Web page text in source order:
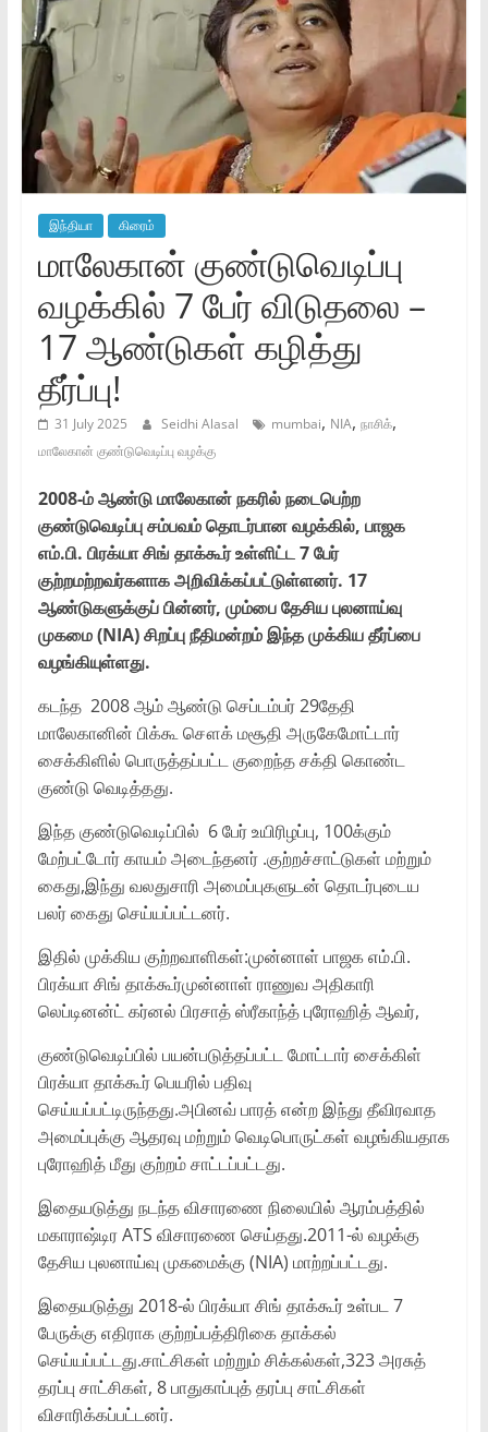
இந்தியா கிரைம்
மாலேகான் குண்டுவெடிப்பு
வழக்கில் 7 பேர் விடுதலை –
17 ஆண்டுகள் கழித்து
தீர்ப்பு!
31 July 2025 Seidhi Alasal mumbai, NIA, நாசிக்,
மாலேகான் குண்டுவெடிப்பு வழக்கு
2008-ம் ஆண்டு மாலேகான் நகரில் நடைபெற்ற
குண்டுவெடிப்பு சம்பவம் தொடர்பான வழக்கில், பாஜக
எம்.பி. பிரக்யா சிங் தாக்கூர் உள்ளிட்ட 7 பேர்
குற்றமற்றவர்களாக அறிவிக்கப்பட்டுள்ளனர். 17
ஆண்டுகளுக்குப் பின்னர், மும்பை தேசிய புலனாய்வு
முகமை (NIA) சிறப்பு நீதிமன்றம் இந்த முக்கிய தீர்ப்பை
வழங்கியுள்ளது.
கடந்த 2008 ஆம் ஆண்டு செப்டம்பர் 29தேதி
மாலேகானின் பிக்கூ சௌக் மசூதி அருகேமோட்டார்
சைக்கிளில் பொருத்தப்பட்ட குறைந்த சக்தி கொண்ட
குண்டு வெடித்தது.
இந்த குண்டுவெடிப்பில் 6 பேர் உயிரிழப்பு, 100க்கும்
மேற்பட்டோர் காயம் அடைந்தனர் .குற்றச்சாட்டுகள் மற்றும்
கைது,இந்து வலதுசாரி அமைப்புகளுடன் தொடர்புடைய
பலர் கைது செய்யப்பட்டனர்.
இதில் முக்கிய குற்றவாளிகள்:முன்னாள் பாஜக எம்.பி.
பிரக்யா சிங் தாக்கூர்முன்னாள் ராணுவ அதிகாரி
லெப்டினன்ட் கர்னல் பிரசாத் ஸ்ரீகாந்த் புரோஹித் ஆவர்,
குண்டுவெடிப்பில் பயன்படுத்தப்பட்ட மோட்டார் சைக்கிள்
பிரக்யா தாக்கூர் பெயரில் பதிவு
செய்யப்பட்டிருந்தது.அபினவ் பாரத் என்ற இந்து தீவிரவாத
அமைப்புக்கு ஆதரவு மற்றும் வெடிபொருட்கள் வழங்கியதாக
புரோஹித் மீது குற்றம் சாட்டப்பட்டது.
இதையடுத்து நடந்த விசாரணை நிலையில் ஆரம்பத்தில்
மகாராஷ்டிர ATS விசாரணை செய்தது.2011-ல் வழக்கு
தேசிய புலனாய்வு முகமைக்கு (NIA) மாற்றப்பட்டது.
இதையடுத்து 2018-ல் பிரக்யா சிங் தாக்கூர் உள்பட 7
பேருக்கு எதிராக குற்றப்பத்திரிகை தாக்கல்
செய்யப்பட்டது.சாட்சிகள் மற்றும் சிக்கல்கள்,323 அரசுத்
தரப்பு சாட்சிகள், 8 பாதுகாப்புத் தரப்பு சாட்சிகள்
விசாரிக்கப்பட்டனர்.